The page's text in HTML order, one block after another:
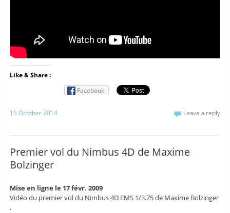
Like & Share :
Facebook
15 October 2014 Leave a reply
Premier vol du Nimbus 4D de Maxime
Bolzinger
Mise en ligne le 17 févr. 2009
Vidéo du premier vol du Nimbus 4D EMS 1/3.75 de Maxime Bolzinger
.